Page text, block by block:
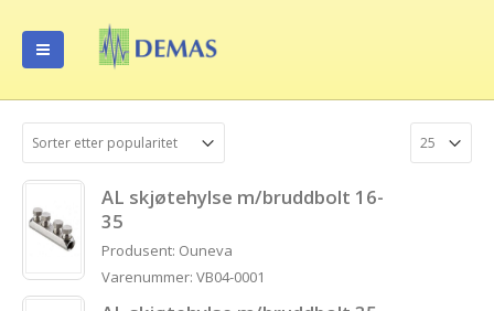
AL skjøtehylse m/bruddbolt 16-
35
Produsent: Ouneva
Varenummer: VB04-0001